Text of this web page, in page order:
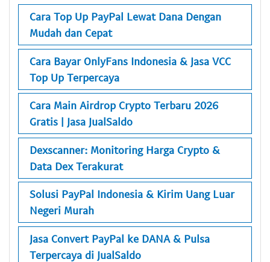
Cara Top Up PayPal Lewat Dana Dengan
Mudah dan Cepat
Cara Bayar OnlyFans Indonesia & Jasa VCC
Top Up Terpercaya
Cara Main Airdrop Crypto Terbaru 2026
Gratis | Jasa JualSaldo
Dexscanner: Monitoring Harga Crypto &
Data Dex Terakurat
Solusi PayPal Indonesia & Kirim Uang Luar
Negeri Murah
Jasa Convert PayPal ke DANA & Pulsa
Terpercaya di JualSaldo